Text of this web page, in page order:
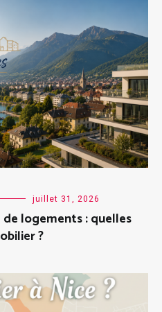
juillet 31, 2026
de logements : quelles
?